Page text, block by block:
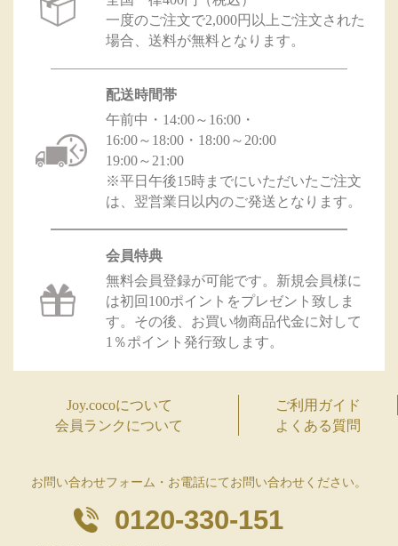
一度のご注文で2,000円以上ご注文された
場合、送料が無料となります。
配送時間帯
午前中・14:00～16:00・
16:00～18:00・18:00～20:00
19:00～21:00
※平日午後15時までにいただいたご注文
は、翌営業日以内のご発送となります。
会員特典
無料会員登録が可能です。新規会員様に
は初回100ポイントをプレゼント致しま
す。その後、お買い物商品代金に対して
1％ポイント発行致します。
Joy.cocoについて
ご利用ガイド
会員ランクについて
よくある質問
お問い合わせフォーム・お電話にてお問い合わせください。
0120-330-151